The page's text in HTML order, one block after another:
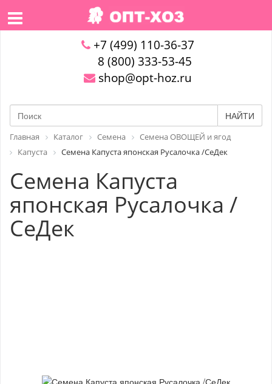
+7 (499) 110-36-37
8 (800) 333-53-45
shop@opt-hoz.ru
НАЙТИ
Главная Каталог Семена
Семена ОВОЩЕЙ и ягод
Капуста
Семена Капуста японская Русалочка /СеДек
Семена Капуста
японская Русалочка /
СеДек